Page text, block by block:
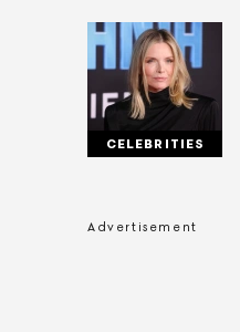
CELEBRITIES